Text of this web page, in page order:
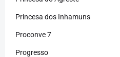
Princesa dos Inhamuns
Proconve 7
Progresso